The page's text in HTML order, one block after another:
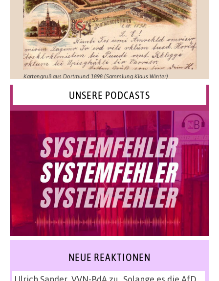
Kartengruß aus Dortmund 1898 (Sammlung Klaus Winter)
UNSERE PODCASTS
NEUE REAKTIONEN